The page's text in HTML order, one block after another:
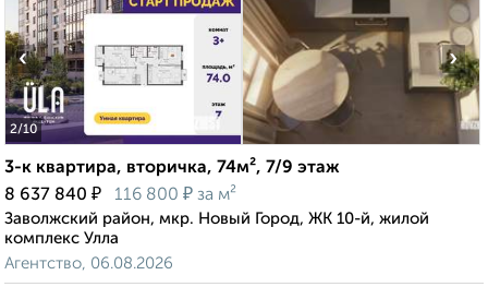
2/10
‹ ›
3-к квартира, вторичка, 74м², 7/9 этаж
8 637 840 ₽ 116 800 ₽ за м²
Заволжский район, мкр. Новый Город, ЖК 10-й, жилой
комплекс Улла
Агентство, 06.08.2026